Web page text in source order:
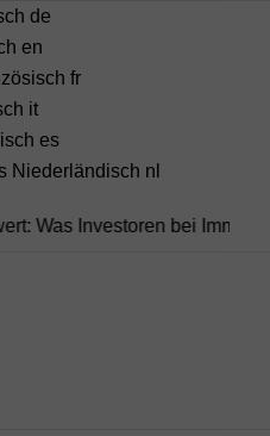
de
en
fr
it
es
Niederländisch nl
Investoren bei Immobilien...